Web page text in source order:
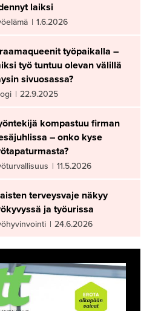
laiksi
| 1.6.2026
työpaikalla –
työ tuntuu olevan välillä
sivuosassa?
| 22.9.2025
kompastuu firman
– onko kyse
| 11.5.2026
terveysvaje näkyy
ja työurissa
| 24.6.2026